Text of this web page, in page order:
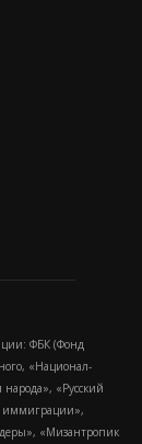
ФБК (Фонд
«Национал-
«Русский
иммиграции»,
«Мизантропик